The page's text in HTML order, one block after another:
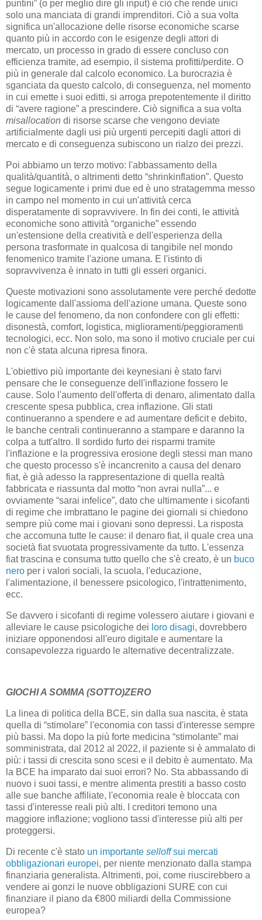
puntini” (o per meglio dire gli input) è ciò che rende unici
solo una manciata di grandi imprenditori. Ciò a sua volta
significa un'allocazione delle risorse economiche scarse
quanto più in accordo con le esigenze degli attori di
mercato, un processo in grado di essere concluso con
efficienza tramite, ad esempio, il sistema profitti/perdite. O
più in generale dal calcolo economico. La burocrazia è
sganciata da questo calcolo, di conseguenza, nel momento
in cui emette i suoi editti, si arroga prepotentemente il diritto
di “avere ragione” a prescindere. Ciò significa a sua volta
misallocation di risorse scarse che vengono deviate
artificialmente dagli usi più urgenti percepiti dagli attori di
mercato e di conseguenza subiscono un rialzo dei prezzi.
Poi abbiamo un terzo motivo: l'abbassamento della
qualità/quantità, o altrimenti detto “shrinkinflation”. Questo
segue logicamente i primi due ed è uno stratagemma messo
in campo nel momento in cui un'attività cerca
disperatamente di sopravvivere. In fin dei conti, le attività
economiche sono attività “organiche” essendo
un'estensione della creatività e dell'esperienza della
persona trasformate in qualcosa di tangibile nel mondo
fenomenico tramite l'azione umana. E l'istinto di
sopravvivenza è innato in tutti gli esseri organici.
Queste motivazioni sono assolutamente vere perché dedotte
logicamente dall'assioma dell'azione umana. Queste sono
le cause del fenomeno, da non confondere con gli effetti:
disonestà, comfort, logistica, miglioramenti/peggioramenti
tecnologici, ecc. Non solo, ma sono il motivo cruciale per cui
non c'è stata alcuna ripresa finora.
L'obiettivo più importante dei keynesiani è stato farvi
pensare che le conseguenze dell'inflazione fossero le
cause. Solo l'aumento dell'offerta di denaro, alimentato dalla
crescente spesa pubblica, crea inflazione. Gli stati
continueranno a spendere e ad aumentare deficit e debito,
le banche centrali continueranno a stampare e daranno la
colpa a tutt'altro. Il sordido furto dei risparmi tramite
l'inflazione e la progressiva erosione degli stessi man mano
che questo processo s'è incancrenito a causa del denaro
fiat, è già adesso la rappresentazione di quella realtà
fabbricata e riassunta dal motto “non avrai nulla”... e
ovviamente “sarai infelice”, dato che ultimamente i sicofanti
di regime che imbrattano le pagine dei giornali si chiedono
sempre più come mai i giovani sono depressi. La risposta
che accomuna tutte le cause: il denaro fiat, il quale crea una
società fiat svuotata progressivamente da tutto. L'essenza
fiat trascina e consuma tutto quello che s'è creato, è un buco
nero per i valori sociali, la scuola, l'educazione,
l'alimentazione, il benessere psicologico, l'intrattenimento,
ecc.
Se davvero i sicofanti di regime volessero aiutare i giovani e
alleviare le cause psicologiche dei loro disagi, dovrebbero
iniziare opponendosi all'euro digitale e aumentare la
consapevolezza riguardo le alternative decentralizzate.
GIOCHI A SOMMA (SOTTO)ZERO
La linea di politica della BCE, sin dalla sua nascita, è stata
quella di “stimolare” l'economia con tassi d'interesse sempre
più bassi. Ma dopo la più forte medicina “stimolante” mai
somministrata, dal 2012 al 2022, il paziente si è ammalato di
più: i tassi di crescita sono scesi e il debito è aumentato. Ma
la BCE ha imparato dai suoi errori? No. Sta abbassando di
nuovo i suoi tassi, e mentre alimenta prestiti a basso costo
alle sue banche affiliate, l'economia reale è bloccata con
tassi d'interesse reali più alti. I creditori temono una
maggiore inflazione; vogliono tassi d'interesse più alti per
proteggersi.
Di recente c'è stato un importante selloffsui mercati
obbligazionari europei, per niente menzionato dalla stampa
finanziaria generalista. Altrimenti, poi, come riuscirebbero a
vendere ai gonzi le nuove obbligazioni SURE con cui
finanziare il piano da €800 miliardi della Commissione
europea?